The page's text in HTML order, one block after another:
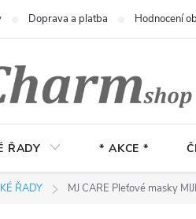
Doprava a platba Hodnocení
ŘADY * AKCE *
ŘADY MJ CARE Pleťové masky